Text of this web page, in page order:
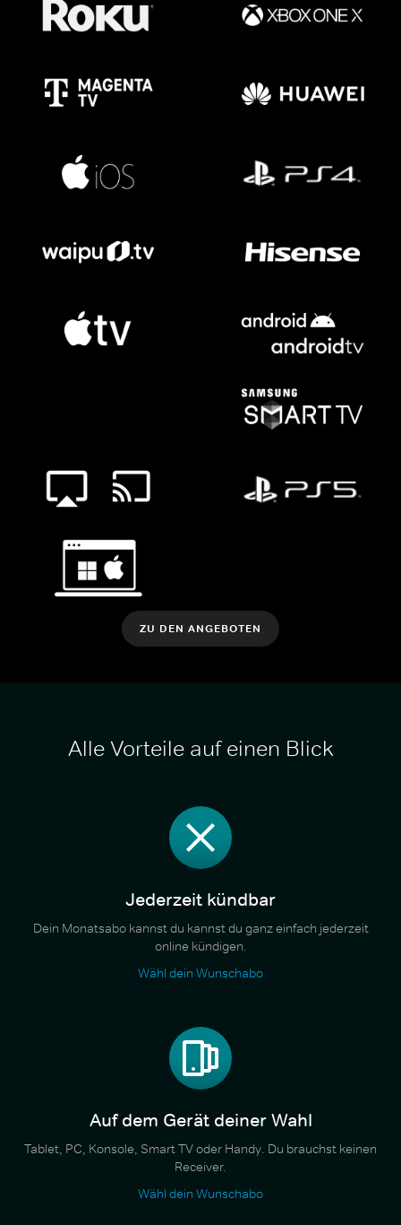
ZU DEN ANGEBOTEN
Alle Vorteile auf einen Blick
Jederzeit kündbar
Dein Monatsabo kannst du kannst du ganz einfach jederzeit
online kündigen.
Wähl dein Wunschabo
Auf dem Gerät deiner Wahl
Tablet, PC, Konsole, Smart TV oder Handy. Du brauchst keinen
Receiver.
Wähl dein Wunschabo